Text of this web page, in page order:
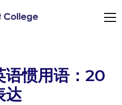
语惯用语：20
达